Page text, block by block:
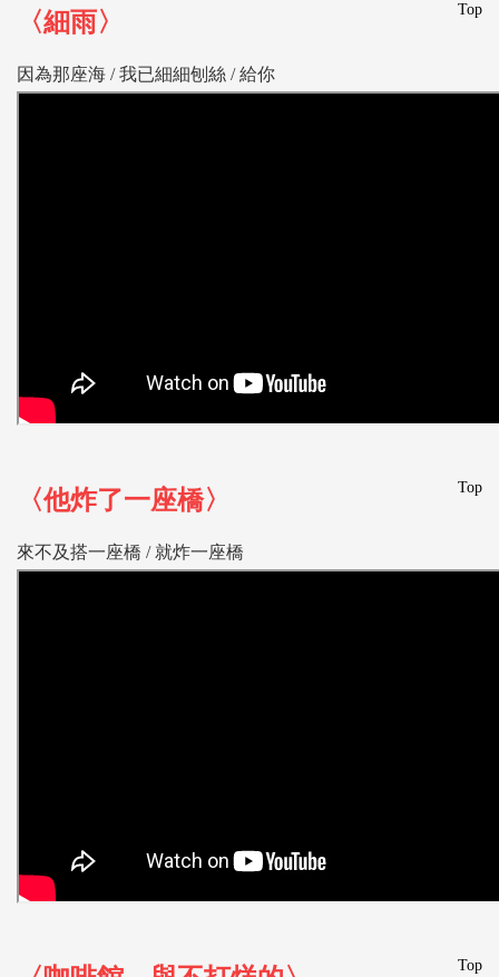
Top
〈細雨〉
因為那座海 /我已細細刨絲 /給你
Top
〈他炸了一座橋〉
來不及搭一座橋 / 就炸一座橋
Top